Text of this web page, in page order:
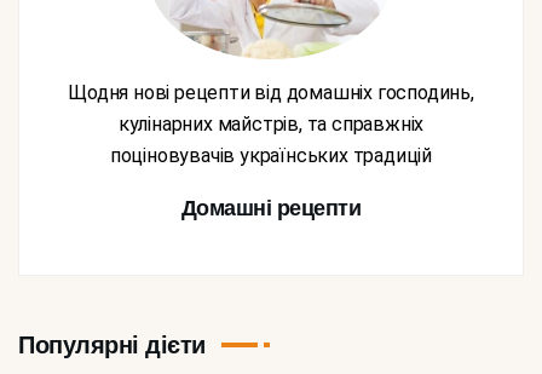
Щодня нові рецепти від домашніх господинь,
кулінарних майстрів, та справжніх
поціновувачів українських традицій
Домашні рецепти
Популярні дієти